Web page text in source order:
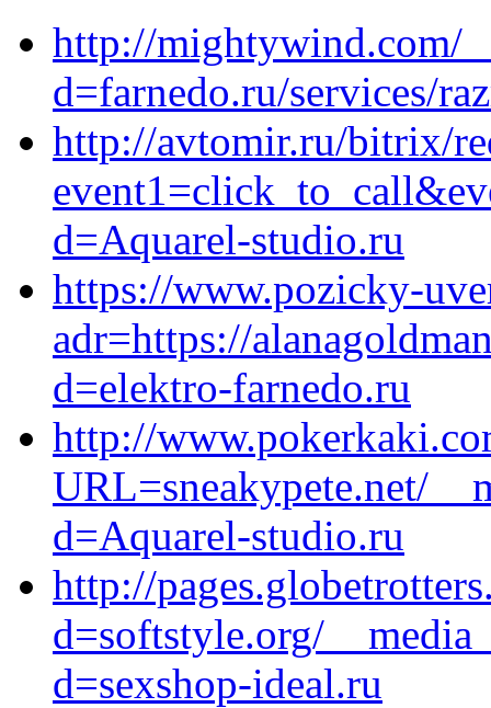
http://mightywind.com/
d=farnedo.ru/services/
http://avtomir.ru/bitrix/
d=Aquarel-studio.ru
https://www.pozicky-
adr=https://
d=elektro-farnedo.ru
http://
URL=sneakypete.net/
d=Aquarel-studio.ru
http://
d=softstyle.org/
d=sexshop-ideal.ru